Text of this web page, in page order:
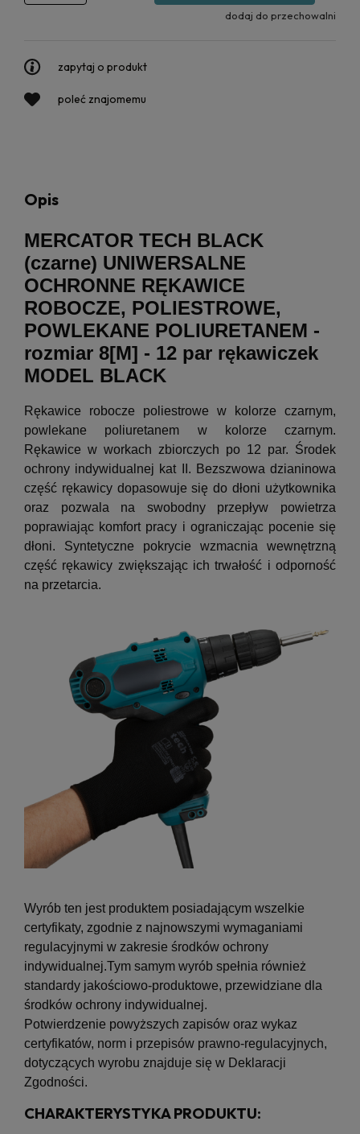
dodaj do przechowalni
zapytaj o produkt
poleć znajomemu
Opis
MERCATOR TECH BLACK
(czarne) UNIWERSALNE
OCHRONNE RĘKAWICE
ROBOCZE, POLIESTROWE,
POWLEKANE POLIURETANEM -
rozmiar 8[M] - 12 par rękawiczek
MODEL BLACK
Rękawice robocze poliestrowe w kolorze czarnym,
powlekane poliuretanem w kolorze czarnym.
Rękawice w workach zbiorczych po 12 par. Środek
ochrony indywidualnej kat II. Bezszwowa dzianinowa
część rękawicy dopasowuje się do dłoni użytkownika
oraz pozwala na swobodny przepływ powietrza
poprawiając komfort pracy i ograniczając pocenie się
dłoni. Syntetyczne pokrycie wzmacnia wewnętrzną
część rękawicy zwiększając ich trwałość i odporność
na przetarcia.
Wyrób ten jest produktem posiadającym wszelkie
certyfikaty, zgodnie z najnowszymi wymaganiami
regulacyjnymi w zakresie środków ochrony
indywidualnej.Tym samym wyrób spełnia również
standardy jakościowo-produktowe, przewidziane dla
środków ochrony indywidualnej.
Potwierdzenie powyższych zapisów oraz wykaz
certyfikatów, norm i przepisów prawno-regulacyjnych,
dotyczących wyrobu znajduje się w Deklaracji
Zgodności.
CHARAKTERYSTYKA PRODUKTU: